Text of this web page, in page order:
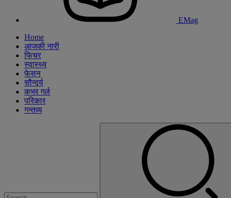
EMag
Home
आजकी नारी
फिचर
स्वास्थ्य
फेसन
सौन्दर्य
कभर गर्ल
परिकार
गन्तव्य